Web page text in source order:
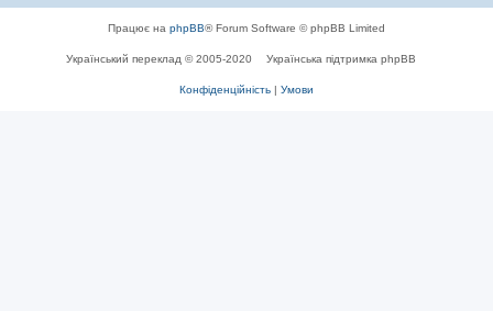
Працює на phpBB® Forum Software © phpBB Limited
Український переклад © 2005-2020 Українська підтримка phpBB
Конфіденційність | Умови